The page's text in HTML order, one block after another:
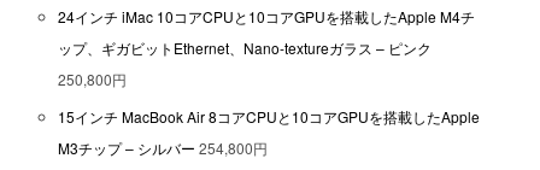
24インチ iMac 10コアCPUと10コアGPUを搭載したApple M4チ
ップ、ギガビットEthernet、Nano-textureガラス – ピンク
250,800円
15インチ MacBook Air 8コアCPUと10コアGPUを搭載したApple
M3チップ – シルバー 254,800円